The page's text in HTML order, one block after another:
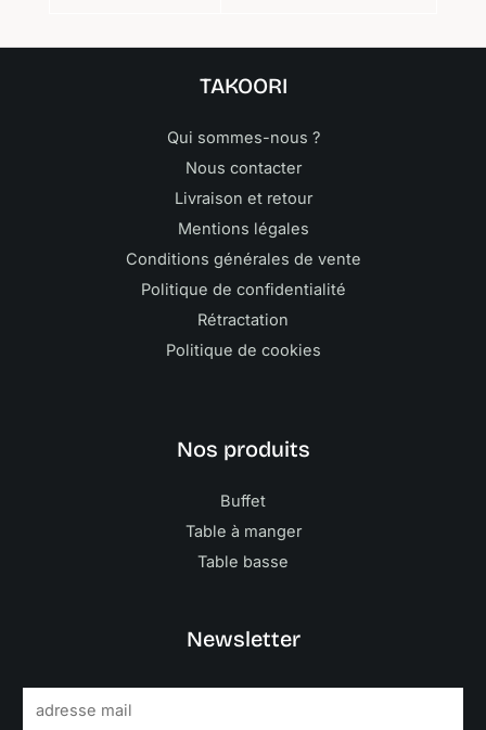
TAKOORI
Qui sommes-nous ?
Nous contacter
Livraison et retour
Mentions légales
Conditions générales de vente
Politique de confidentialité
Rétractation
Politique de cookies
Nos produits
Buffet
Table à manger
Table basse
Newsletter